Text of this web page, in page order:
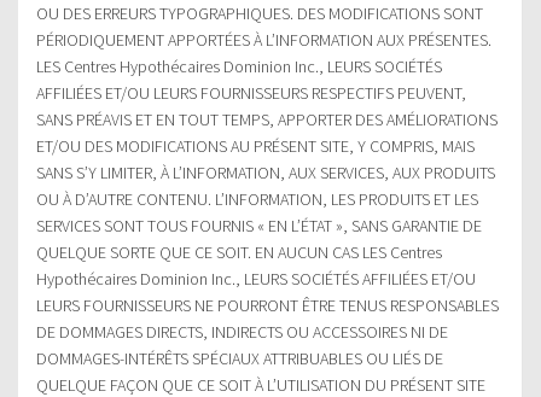
OU DES ERREURS TYPOGRAPHIQUES. DES MODIFICATIONS SONT
PÉRIODIQUEMENT APPORTÉES À L’INFORMATION AUX PRÉSENTES.
LES Centres Hypothécaires Dominion Inc., LEURS SOCIÉTÉS
AFFILIÉES ET/OU LEURS FOURNISSEURS RESPECTIFS PEUVENT,
SANS PRÉAVIS ET EN TOUT TEMPS, APPORTER DES AMÉLIORATIONS
ET/OU DES MODIFICATIONS AU PRÉSENT SITE, Y COMPRIS, MAIS
SANS S’Y LIMITER, À L’INFORMATION, AUX SERVICES, AUX PRODUITS
OU À D’AUTRE CONTENU. L’INFORMATION, LES PRODUITS ET LES
SERVICES SONT TOUS FOURNIS « EN L’ÉTAT », SANS GARANTIE DE
QUELQUE SORTE QUE CE SOIT. EN AUCUN CAS LES Centres
Hypothécaires Dominion Inc., LEURS SOCIÉTÉS AFFILIÉES ET/OU
LEURS FOURNISSEURS NE POURRONT ÊTRE TENUS RESPONSABLES
DE DOMMAGES DIRECTS, INDIRECTS OU ACCESSOIRES NI DE
DOMMAGES-INTÉRÊTS SPÉCIAUX ATTRIBUABLES OU LIÉS DE
QUELQUE FAÇON QUE CE SOIT À L’UTILISATION DU PRÉSENT SITE